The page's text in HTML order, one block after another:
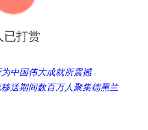
已打赏
中国伟大成就所震撼
送期间数百万人聚集德黑兰